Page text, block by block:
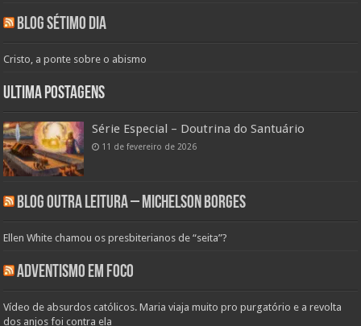
Blog Sétimo Dia
Cristo, a ponte sobre o abismo
Ultima Postagens
Série Especial – Doutrina do Santuário
11 de fevereiro de 2026
Blog Outra Leitura – Michelson Borges
Ellen White chamou os presbiterianos de “seita”?
Adventismo em Foco
Vídeo de absurdos católicos. Maria viaja muito pro purgatório e a revolta
dos anjos foi contra ela